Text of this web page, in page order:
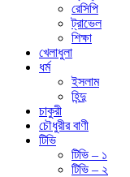
রেসিপি
ট্রাভেল
শিক্ষা
খেলাধুলা
ধর্ম
ইসলাম
হিন্দু
চাকুরী
চৌধুরীর বাণী
টিভি
টিভি – ১
টিভি – ২